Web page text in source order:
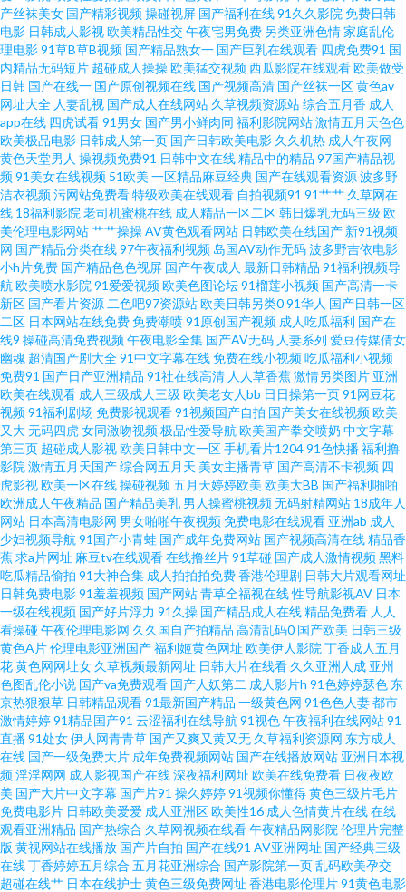
茄子 欧美91蝌蚪九色 91九色拳交 国产精品色网 日韩中文字幕婷婷综合 俺去
啦最新网址 日本久久天堂 91制片aⅴ 女同拉拉 91黑丝美女在线诱惑观看 韩日
欧美好看剧 亚洲成av人影院 av爱射 日韩新片网桃色AV 91深夜社区 91夫妻交
换视频 老湿机九一视频 91pron视频 久艹超碰 影音先锋av网址 东京热av影院
婷婷色搁搁 91亚色在线 青青草先生一起 91极品福利 黄色视频一六九区 91国
产福利地址 亚洲色婷婷网 爱豆影院官网 欧美偷拍不卡 91黄在线看 黑人艹美
女逼 91牛91ncom 后入长腿a 影音先锋色情五月 97中文香蕉 先锋影音中文字
幕av 超碰人妻福利公开 色鬼综合国产 91影音先锋图片资源 探花AB 超踫一区
二区 日日骚网站 91社区男人的天堂 久草国内 91九色调教 精品久久COM 在
线国产视频草 东方AV夜夜夜 日韩免费黄色网址 东方av网 五月天堂社区 91在
线免费观看网站 麻豆四虎 91人妻人人造人人爽 内射嫂子影音先锋 91黄在线
观看永久免费版 密臀tv91 91精选在线观看 精品老司机999 亚洲熟妇无码
wwwcom黄 91短视频美女视频 男人av网站 91观看在线 精品国产久久美女免
费 91视频网站豆花 人妖伪娘 91素人在线播放 欧美入口一二三 91在线破处 日
本啊在线 91视频回放 欧美亚性交 91麻豆精品传媒视频 欧美炮炮久久网 91少
妇喷水视频 美女九一视频 91九色黑人外教 欧美性爱一级在线观看 95福利在
线 日韩A片电脑版网站 91停停色网 欧美人兽另类 91老司机色色 国内精品内
射 综合色图区 福利视频站 综合超碰97在线 国产性爱不卡在线 在线看男人懂
的久操 丁香五月影院AV 亚洲不卡av在线播放 大香蕉av网 日韩性爱综合楼 91
网站在线观看视频 婷婷激情在线 草莓视频免费在线观看 色五月14p 成人品网
产丝袜美女 国产精彩视频操碰视屏 国产福利在线91久久影院 免费日韩
电影 日韩成人影视欧美精品性交午夜宅男免费 另类亚洲色情家庭乱伦
理电影91草B草B视频 国产精品熟女一 国产巨乳在线观看 四虎免费91 国
内精品无码短片 超碰成人操操欧美猛交视频西瓜影院在线观看欧美做受
日韩 国产在线一 国产原创视频在线 国产视频高清 国产丝袜一区黄色av
网址大全 人妻乱视 国产成人在线网站 久草视频资源站综合五月香 成人
app在线 四虎试看91男女 国产男小鲜肉同 福利影院网站激情五月天色色
欧美极品电影 日韩成人第一页 国产日韩欧美电影 久久机热 成人午夜网
黄色天堂男人 操视频免费91 日韩中文在线精品中的精品 97国产精品视
频91美女在线视频 51欧美 一区精品麻豆经典 国产在线观看资源波多野
洁衣视频污网站免费看特级欧美在线观看 自拍视频91 91艹艹 久草网在
线 18福利影院 老司机蜜桃在线 成人精品一区二区韩日爆乳无码三级 欧
美伦理电影网站艹艹操操AV黄色观看网站 日韩欧美在线国产 新91视频
网 国产精品分类在线97午夜福利视频 岛国AV动作无码波多野吉依电影
小h片免费 国产精品色色视屏 国产午夜成人 最新日韩精品 91福利视频导
航 欧美喷水影院 91爱爱视频欧美色图论坛91榴莲小视频 国产高清一卡
新区 国产看片资源 二色吧97资源站欧美日韩另类091华人 国产日韩一区
二区 日本网站在线免费免费潮喷91原创国产视频 成人吃瓜福利 国产在
线9 操碰高清免费视频午夜电影全集 国产AV无码 人妻系列 爱豆传媒倩女
幽魂 超清国产剧大全91中文字幕在线免费在线小视频吃瓜福利小视频
免费91 国产日产亚洲精品 91社在线高清 人人草香蕉激情另类图片 亚洲
欧美在线观看 成人三级成人三级 欧美老女人bb 日日操第一页91网豆花
视频91福利剧场 免费影视观看91视频国产自拍 国产美女在线视频欧美
又大无码四虎女同激吻视频极品性爱导航 欧美国产拳交喷奶 中文字幕
第三页 超碰成人影视欧美日韩中文一区手机看片120491色快播福利撸
影院 激情五月天国产综合网五月天 美女主播青草 国产高清不卡视频 四
虎影视欧美一区在线操碰视频五月天婷婷欧美 欧美大BB 国产福利啪啪
欧洲成人午夜精品 国产精品美乳 男人操蜜桃视频无码射精网站 18成年人
网站 日本高清电影网 男女啪啪午夜视频免费电影在线观看 亚洲ab 成人
少妇视频导航 91国产小青蛙 国产成年免费网站 国产视频高清在线精品香
蕉求a片网址 麻豆tv在线观看在线撸丝片91草碰 国产成人激情视频黑料
吃瓜精品偷拍 91大神合集 成人拍拍拍免费香港伦理剧 日韩大片观看网址
日韩免费电影91羞羞视频 国产网站青草全福视在线性导航影视AV 日本
一级在线视频 国产好片浮力 91久操 国产精品成人在线精品免费看 人人
看操碰午夜伦理电影网 久久国自产拍精品 高清乱码0 国产欧美 日韩三级
黄色A片伦理电影亚洲国产福利姬黄色网址 欧美伊人影院 丁香成人五月
花黄色网网址女 久草视频最新网址 日韩大片在线看 久久亚洲人成 亚州
色图乱伦小说 国产va免费观看 国产人妖第二 成人影片h 91色婷婷瑟色 东
京热狠狠草 日韩精品观看91最新国产精品 一级黄色网 91色色人妻都市
激情婷婷91精品国产91 云涩福利在线导航 91视色午夜福利在线网站91
直播91处女伊人网青青草 国产又爽又黄又无 久草福利资源网 东方成人
在线 国产一级免费大片 成年免费视频网站 国产在线播放网站 亚洲日本视
频淫淫网网 成人影视国产在线深夜福利网址 欧美在线免费看 日夜夜欧
美 国产大片中文字幕 国产片91 操久婷婷91视频你懂得黄色三级片毛片
免费电影片 日韩欧美爱爱 成人亚洲区欧美性16 成人色情黄片在线在线
观看亚洲精品 国产热综合 久草网视频在线看午夜精品网影院 伦理片完整
版 黄视网站在线播放 国产片自拍 国产在线91 AV亚洲网址 国产经典三级
在线丁香婷婷五月综合 五月花亚洲综合 国产影院第一页乱码欧美孕交
超碰在线艹 日本在线护士黄色三级免费网址 香港电影伦理片91黄色电影